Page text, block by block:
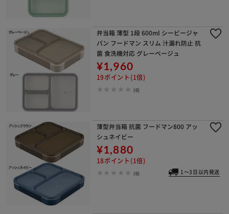
弁当箱 薄型 1段 600ml シービージャ
パン フードマン スリム 汁漏れ防止 抗
菌 食洗機対応 グレーベージュ
¥1,960
19ポイント(1倍)
(0)
薄型弁当箱 抗菌 フードマン800 アッ
シュネイビー
¥1,880
18ポイント(1倍)
(0) 1～3日以内発送